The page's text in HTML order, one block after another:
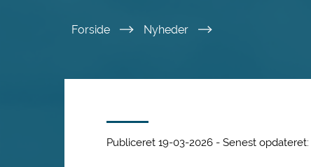
Forside Nyheder
Publiceret 19-03-2026 - Senest